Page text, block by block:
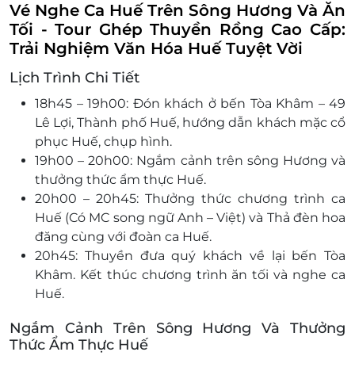
Vé Nghe Ca Huế Trên Sông Hương Và Ăn
Tối - Tour Ghép Thuyền Rồng Cao Cấp:
Trải Nghiệm Văn Hóa Huế Tuyệt Vời
Lịch Trình Chi Tiết
18h45 – 19h00: Đón khách ở bến Tòa Khâm – 49
Lê Lợi, Thành phố Huế, hướng dẫn khách mặc cổ
phục Huế, chụp hình.
19h00 – 20h00: Ngắm cảnh trên sông Hương và
thưởng thức ẩm thực Huế.
20h00 – 20h45: Thưởng thức chương trình ca
Huế (Có MC song ngữ Anh – Việt) và Thả đèn hoa
đăng cùng với đoàn ca Huế.
20h45: Thuyền đưa quý khách về lại bến Tòa
Khâm. Kết thúc chương trình ăn tối và nghe ca
Huế.
Ngắm Cảnh Trên Sông Hương Và Thưởng
Thức Ẩm Thực Huế